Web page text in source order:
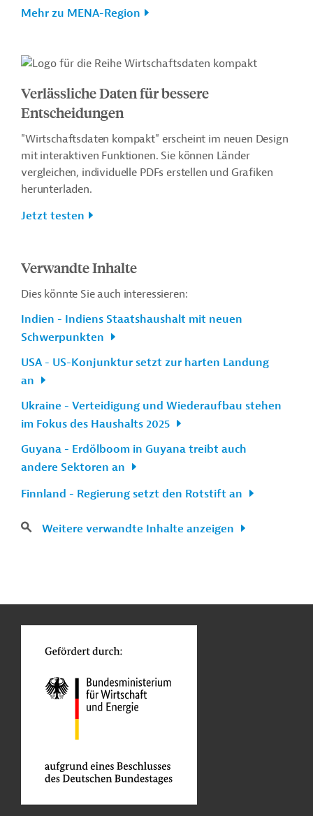
Mehr zu MENA-Region
Verlässliche Daten für bessere
Entscheidungen
"Wirtschaftsdaten kompakt" erscheint im neuen Design
mit interaktiven Funktionen. Sie können Länder
vergleichen, individuelle PDFs erstellen und Grafiken
herunterladen.
Jetzt testen
Verwandte Inhalte
Dies könnte Sie auch interessieren:
Indien - Indiens Staatshaushalt mit neuen
Schwerpunkten
USA - US-Konjunktur setzt zur harten Landung
an
Ukraine - Verteidigung und Wiederaufbau stehen
im Fokus des Haushalts 2025
Guyana - Erdölboom in Guyana treibt auch
andere Sektoren an
Finnland - Regierung setzt den Rotstift an
Weitere verwandte Inhalte anzeigen